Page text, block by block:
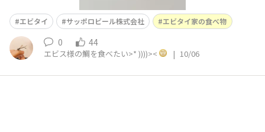
エビタイ サッポロビール株式会社 エビタイ家の食べ物
0 44
エビス様の鯛を食べたい>* ))))>< | 10/06